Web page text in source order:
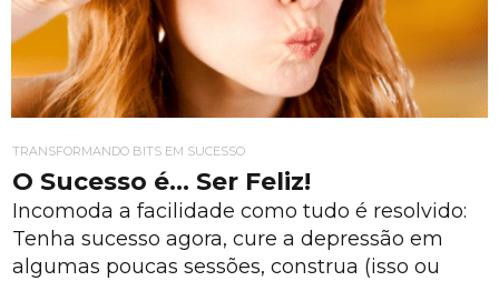
TRANSFORMANDO BITS EM SUCESSO
O Sucesso é… Ser Feliz!
Incomoda a facilidade como tudo é resolvido:
Tenha sucesso agora, cure a depressão em
algumas poucas sessões, construa (isso ou